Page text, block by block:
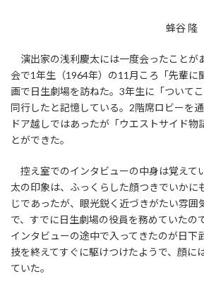
時
蜂谷 隆
演出家の浅利慶太には一度会ったことが
会で1年生（1964年）の11月ころ「先輩に
画で日生劇場を訪ねた。3年生に「ついて
同行したと記憶している。2階席ロビーを
ドア越しではあったが「ウエストサイド物
とができた。
控え室でのインタビューの中身は覚えて
太の印象は、ふっくらした顔つきでいかに
じであったが、眼光鋭く近づきがたい雰囲
で、すでに日生劇場の役員を務めていたの
インタビューの途中で入ってきたのが日下
技を終えてすぐに駆けつけたようで、顔に
ていた。